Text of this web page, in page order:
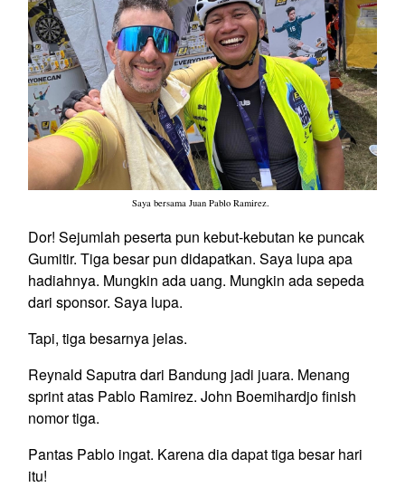
Saya bersama Juan Pablo Ramirez.
Dor! Sejumlah peserta pun kebut-kebutan ke puncak
Gumitir. Tiga besar pun didapatkan. Saya lupa apa
hadiahnya. Mungkin ada uang. Mungkin ada sepeda
dari sponsor. Saya lupa.
Tapi, tiga besarnya jelas.
Reynald Saputra dari Bandung jadi juara. Menang
sprint atas Pablo Ramirez. John Boemihardjo finish
nomor tiga.
Pantas Pablo ingat. Karena dia dapat tiga besar hari
itu!